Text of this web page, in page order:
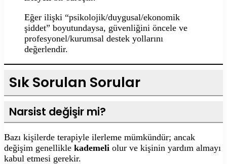
Eğer ilişki “psikolojik/duygusal/ekonomik
şiddet” boyutundaysa, güvenliğini öncele ve
profesyonel/kurumsal destek yollarını
değerlendir.
Sık Sorulan Sorular
Narsist değişir mi?
Bazı kişilerde terapiyle ilerleme mümkündür; ancak
değişim genellikle kademeli olur ve kişinin yardım almayı
kabul etmesi gerekir.